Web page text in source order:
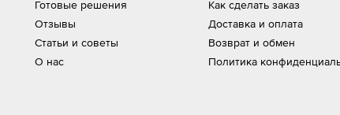
Готовые решения
Отзывы
Статьи и советы
О нас
Как сделать заказ
Доставка и оплата
Возврат и обмен
Политика